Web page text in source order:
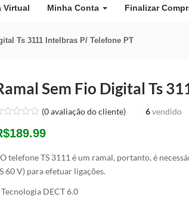
Virtual Minha Conta Finalizar
Ts 3111 Intelbras P/ Telefone PT
Sem Fio Digital Ts
(0avaliação do cliente) 6 vendido
189.99
telefone TS 3111 é um ramal, portanto, é
60 V) para efetuar ligações.
Tecnologia DECT 6.0